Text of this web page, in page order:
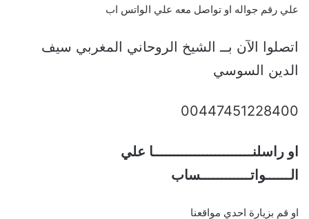
علي رقم جواله او تواصل معه علي الواتس اب
اتصلوا الآن بــ الشيخ الروحاني المغربي سيف
الدين السوسي
00447451228400
او راسلنــــــــــــــــــــــــا علي
الــــــواتــــــــــــساب
او قم بزيارة احدي مواقعنا